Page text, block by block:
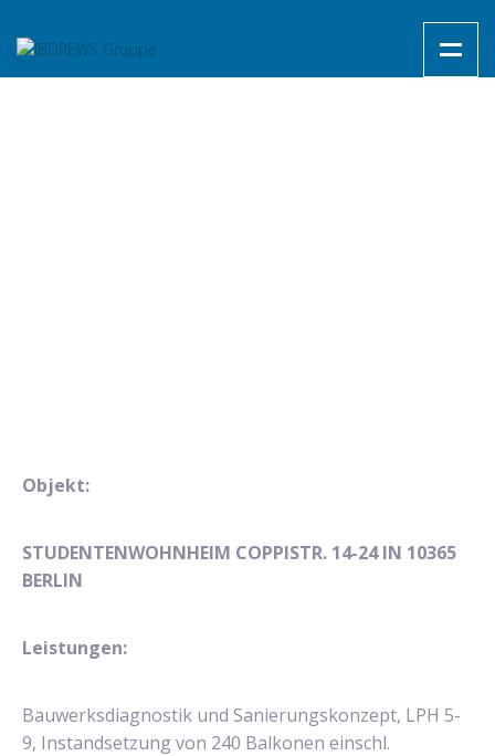
Objekt:
STUDENTENWOHNHEIM COPPISTR. 14-24 IN 10365
BERLIN
Leistungen:
Bauwerksdiagnostik und Sanierungskonzept, LPH 5-
9, Instandsetzung von 240 Balkonen einschl.